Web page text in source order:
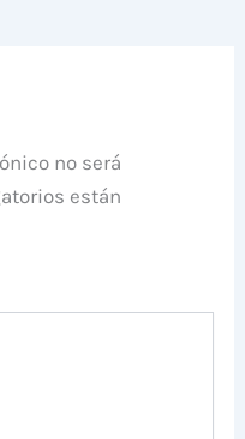
no será
están